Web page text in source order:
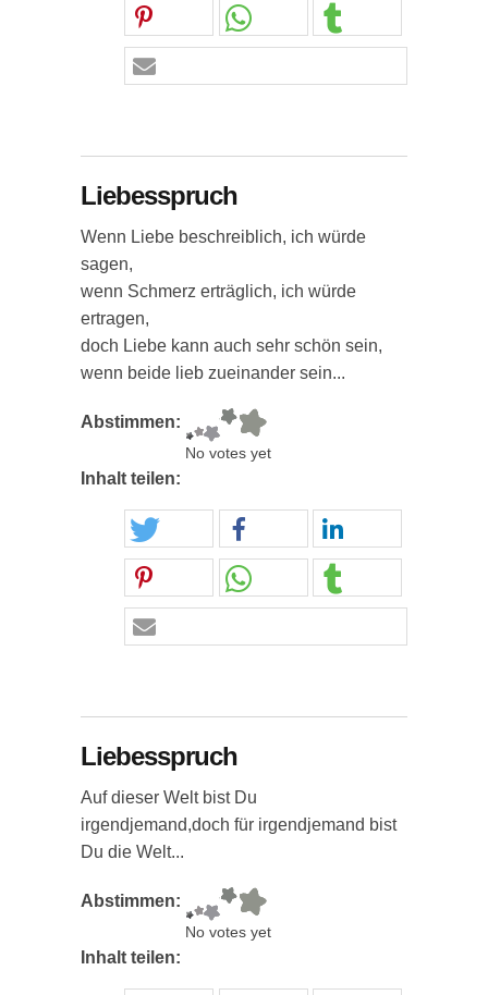
Liebesspruch
Wenn Liebe beschreiblich, ich würde
sagen,
wenn Schmerz erträglich, ich würde
ertragen,
doch Liebe kann auch sehr schön sein,
wenn beide lieb zueinander sein...
Abstimmen:
No votes yet
Inhalt teilen:
Liebesspruch
Auf dieser Welt bist Du
irgendjemand,doch für irgendjemand bist
Du die Welt...
Abstimmen:
No votes yet
Inhalt teilen: